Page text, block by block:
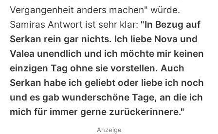
Datenschutzerklärung
Nutzungsbedingungen
Utiq verwalten
Vergangenheit anders machen" würde.
Samiras Antwort ist sehr klar: "In Bezug auf
Serkan rein gar nichts. Ich liebe Nova und
Valea unendlich und ich möchte mir keinen
einzigen Tag ohne sie vorstellen. Auch
Serkan habe ich geliebt oder liebe ich noch
und es gab wunderschöne Tage, an die ich
mich für immer gerne zurückerinnere."
Anzeige